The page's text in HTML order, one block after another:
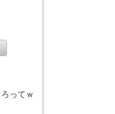
ってｗ